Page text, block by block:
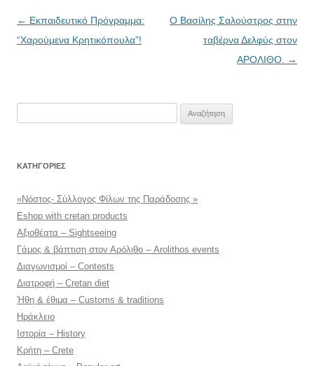
Πλοήγηση
άρθρων
← Εκπαιδευτικό Πρόγραμμα:
“Χαρούμενα Κρητικόπουλα”!
Ο Βασίλης Σαλούστρος στην
ταβέρνα Δελφύς στον
ΑΡΟΛΙΘΟ.
→
KΑΤΗΓΟΡΊΕΣ
«Νόστος- Σύλλογος Φίλων της Παράδοσης »
Eshop with cretan products
Αξιοθέατα – Sightseeing
Γάμος & βάπτιση στον Αρόλιθο – Arolithos events
Διαγωνισμοί – Contests
Διατροφή – Cretan diet
Ήθη & έθιμα – Customs & traditions
Ηράκλειο
Ιστορία – History
Κρήτη – Crete